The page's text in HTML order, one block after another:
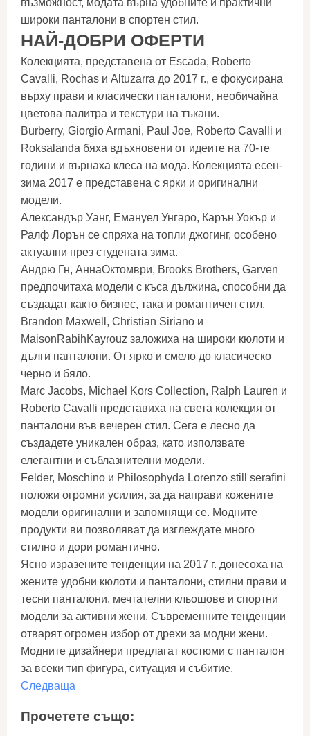
възможност, модата върна удобните и практични
широки панталони в спортен стил.
НАЙ-ДОБРИ ОФЕРТИ
Колекцията, представена от Escada, Roberto
Cavalli, Rochas и Altuzarra до 2017 г., е фокусирана
върху прави и класически панталони, необичайна
цветова палитра и текстури на тъкани.
Burberry, Giorgio Armani, Paul Joe, Roberto Cavalli и
Roksalanda бяха вдъхновени от идеите на 70-те
години и върнаха клеса на мода. Колекцията есен-
зима 2017 е представена с ярки и оригинални
модели.
Александър Уанг, Емануел Унгаро, Карън Уокър и
Ралф Лорън се спряха на топли джогинг, особено
актуални през студената зима.
Андрю Гн, АннаОктомври, Brooks Brothers, Garven
предпочитаха модели с къса дължина, способни да
създадат както бизнес, така и романтичен стил.
Brandon Maxwell, Christian Siriano и
MaisonRabihKayrouz заложиха на широки кюлоти и
дълги панталони. От ярко и смело до класическо
черно и бяло.
Marc Jacobs, Michael Kors Collection, Ralph Lauren и
Roberto Cavalli представиха на света колекция от
панталони във вечерен стил. Сега е лесно да
създадете уникален образ, като използвате
елегантни и съблазнителни модели.
Felder, Moschino и Philosophyda Lorenzo still serafini
положи огромни усилия, за да направи кожените
модели оригинални и запомнящи се. Модните
продукти ви позволяват да изглеждате много
стилно и дори романтично.
Ясно изразените тенденции на 2017 г. донесоха на
жените удобни кюлоти и панталони, стилни прави и
тесни панталони, мечтателни кльошове и спортни
модели за активни жени. Съвременните тенденции
отварят огромен избор от дрехи за модни жени.
Модните дизайнери предлагат костюми с панталон
за всеки тип фигура, ситуация и събитие.
Следваща
Прочетете също: